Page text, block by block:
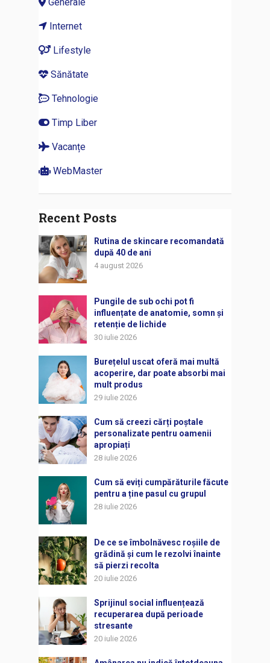
Internet
Lifestyle
Sănătate
Tehnologie
Timp Liber
Vacanțe
WebMaster
Recent Posts
Rutina de skincare recomandată
după 40 de ani
4 august 2026
Pungile de sub ochi pot fi
influențate de anatomie, somn și
retenție de lichide
30 iulie 2026
Burețelul uscat oferă mai multă
acoperire, dar poate absorbi mai
mult produs
29 iulie 2026
Cum să creezi cărți poștale
personalizate pentru oamenii
apropiați
28 iulie 2026
Cum să eviți cumpărăturile făcute
pentru a ține pasul cu grupul
28 iulie 2026
De ce se îmbolnăvesc roșiile de
grădină și cum le rezolvi înainte
să pierzi recolta
20 iulie 2026
Sprijinul social influențează
recuperarea după perioade
stresante
20 iulie 2026